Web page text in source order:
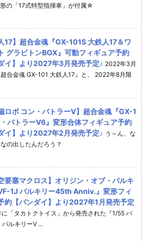
の「17式特型指揮車」が付属☆
17】超合金魂『GX-101S 大鉄人17＆ワ
グラビトンBOX』可動フィギュア予約
イ】より2027年3月発売予定♪ 2022年3月
合金魂 GX-101 大鉄人17』と、 2022年8月限
ロボ コン・バトラーV】超合金魂『GX-1
バトラーV6』変形合体フィギュア予約
イ】より2027年2月発売予定♪ う～ん、な
の出したんだろう？
要塞マクロス】オリジン・オブ・バルキ
1J バルキリー45th Anniv.』変形フィ
約【バンダイ】より2027年1月発売予定
「タカトクトイス」から発売された『1/55 バ
バルキリーV ...